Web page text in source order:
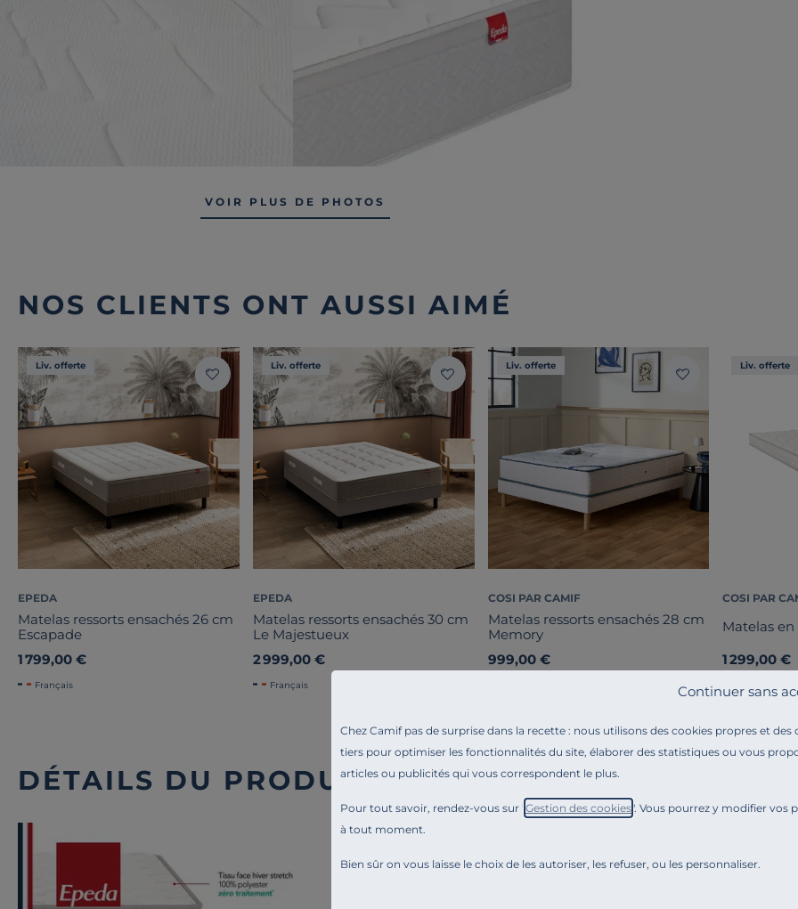
Chez Camif pas de surprise dans la recette : nous utilisons des cookies propres et des
tiers pour optimiser les fonctionnalités du site, élaborer des statistiques ou vous
articles ou publicités qui vous correspondent le plus.
Pour tout savoir, rendez-vous sur " Gestion des cookies". Vous pourrez y modifier vos
à tout moment.
Bien sûr on vous laisse le choix de les autoriser, les refuser, ou les personnaliser.
Continuer sans
VOIR PLUS DE PHOTOS
NOS CLIENTS ONT AUSSI AIMÉ
Liv. offerte
EPEDA
Matelas ressorts ensachés 26 cm
Escapade
1 799,00 €
Français
Liv. offerte
EPEDA
Matelas ressorts ensachés 30 cm
Le Majestueux
2 999,00 €
Français
Liv. offerte
COSI PAR CAMIF
Matelas ressorts ensachés 28 cm
Memory
999,00 €
Liv. offerte
COSI PAR
Matelas en
1 299,00 €
DÉTAILS DU PRODUIT
grand gabarit ou à ceux qui recherchent une